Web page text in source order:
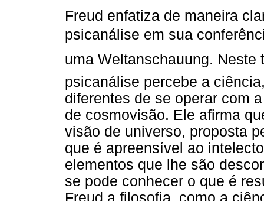
Freud enfatiza de maneira
psicanálise em sua
uma Weltanschauung.
psicanálise percebe a
diferentes de se operar com
de cosmovisão. Ele afirma
visão de universo, proposta
que é apreensível ao
elementos que lhe são
se pode conhecer o que é